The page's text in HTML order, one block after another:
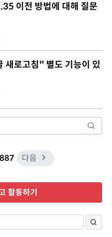
이전 방법에 대해 질문
새로고침" 별도 기능이 있
다음
활동하기